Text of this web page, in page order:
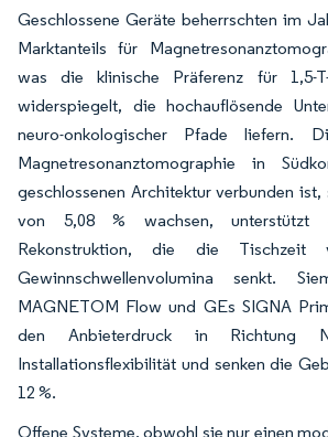
Geschlossene Geräte beherrschten im
Marktanteils für
was die klinische Präferenz für 1,5-
widerspiegelt, die hochauflösende
neuro-onkologischer Pfade liefern.
Magnetresonanztomographie in
geschlossenen Architektur verbunden
von 5,08 % wachsen, unterstützt
Rekonstruktion, die die Tischzeit
Gewinnschwellenvolumina senkt.
MAGNETOM Flow und GEs SIGNA
den Anbieterdruck in Richtung
Installationsflexibilität und senken die
12 %.
Offene Systeme, obwohl sie nur einen